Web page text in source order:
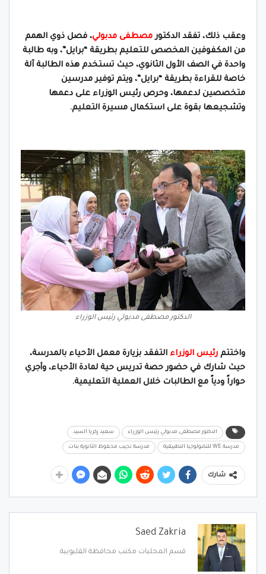
وعقب ذلك، تفقد الدكتور مصطفى مدبولي، فصل ذوي الهمم
من المكفوفين المخصص للتعليم بطريقة “برايل”، وبه طالبة
واحدة في الصف الأول الثانوي، حيث تستخدم هذه الطالبة آلة
خاصة للقراءة بطريقة “برايل”، ويتم توفير مدرسين
متخصصين لدعمها، وحرص رئيس الوزراء على دعمها
وتشجيعها بقوة على استكمال مسيرة التعليم.
الدكتور مصطفى مدبولي رئيس الوزراء
واختتم رئيس الوزراء التفقد بزيارة معمل الأحياء بالمدرسة،
حيث شارك في حضور حصة تدريس حية لمادة الأحياء، وأجري
حواراً ودياً مع الطالبات خلال العملية التعليمية.
الدكتور مصطفى مدبولي رئيس الوزراء سعيد زكريا السيد
مدرسة WE للتكنولوجيا التطبيقية مدرسة نجيب محفوظ الثانوية بنات
شارك
Saed Zakria
قسم المحليات مكتب محافظة القليوبية.